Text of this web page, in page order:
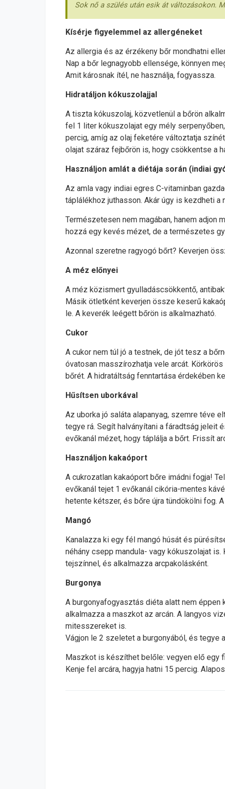
Sok nő a szülés után esik át változásokon.
Kísérje figyelemmel az allergéneket
Az allergia és az érzékeny bőr mondhatni
Nap a bőr legnagyobb ellensége, könnyen
Amit károsnak ítél, ne használja, fogyassza.
Hidratáljon kókuszolajjal
A tiszta kókuszolaj, közvetlenül a bőrön
fel 1 liter kókuszolajat egy mély
percig, amíg az olaj feketére változtatja
olajat száraz fejbőrön is, hogy csökkentse a
Használjon amlát a diétája során (indiai
Az amla vagy indiai egres C-vitaminban
táplálékhoz juthasson. Akár úgy is kezdheti
Természetesen nem magában, hanem
hozzá egy kevés mézet, de a természetes
Azonnal szeretne ragyogó bőrt? Keverjen
A méz előnyei
A méz közismert gyulladáscsökkentő,
Másik ötletként keverjen össze keserű
le. A keverék leégett bőrön is alkalmazható.
Cukor
A cukor nem túl jó a testnek, de jót tesz a
óvatosan masszírozhatja vele arcát.
bőrét. A hidratáltság fenntartása érdekében
Hűsítsen uborkával
Az uborka jó saláta alapanyag, szemre téve
tegye rá. Segít halványítani a fáradtság jeleit
evőkanál mézet, hogy táplálja a bőrt. Frissít
Használjon kakaóport
A cukrozatlan kakaóport bőre imádni fogja!
evőkanál tejet 1 evőkanál cikória-mentes
hetente kétszer, és bőre újra tündökölni fog.
Mangó
Kanalazza ki egy fél mangó húsát és
néhány csepp mandula- vagy kókuszolajat
tejszínnel, és alkalmazza arcpakolásként.
Burgonya
A burgonyafogyasztás diéta alatt nem
alkalmazza a maszkot az arcán. A langyos
mitesszereket is.
Vágjon le 2 szeletet a burgonyából, és tegye
Maszkot is készíthet belőle: vegyen elő egy
Kenje fel arcára, hagyja hatni 15 percig.